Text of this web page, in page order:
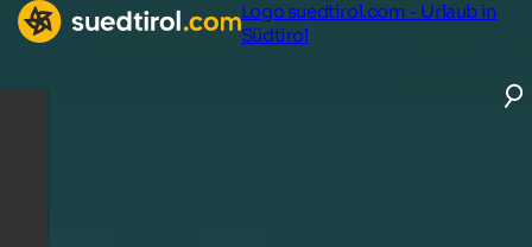
Logo suedtirol.com - Urlaub in
Südtirol